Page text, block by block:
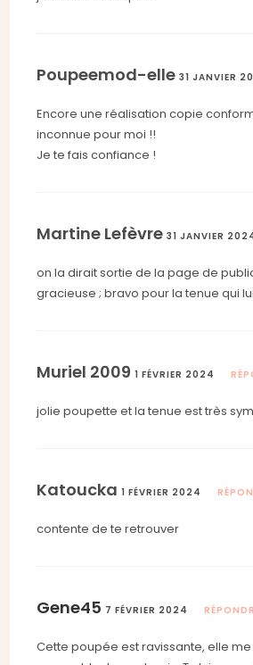
Poupeemod-elle31 JANVIER
Encore une réalisation copie
inconnue pour moi !!
Je te fais confiance !
Martine Lefèvre31 JANVIER
on la dirait sortie de la page de
gracieuse ; bravo pour la tenue qui
Muriel 20091 FÉVRIER 2024
jolie poupette et la tenue est très
Katoucka1 FÉVRIER 2024
contente de te retrouver
Gene45 7 FÉVRIER 2024
Cette poupée est ravissante, elle